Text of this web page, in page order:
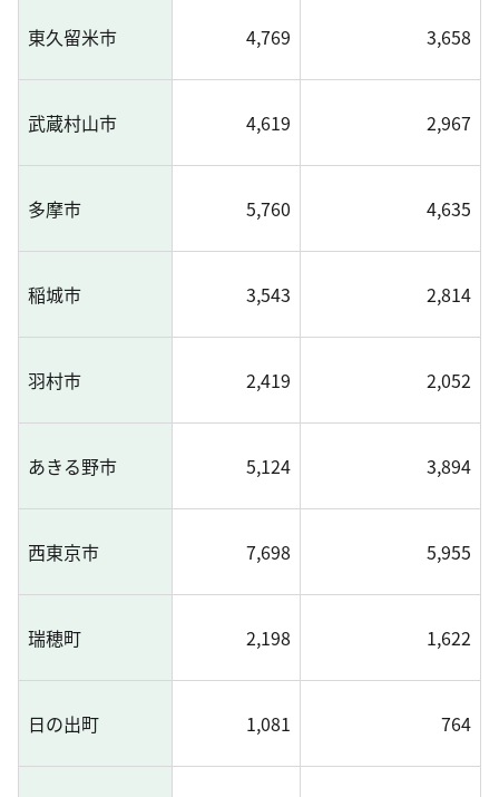
東久留米市 4,769 3,658
武蔵村山市 4,619 2,967
多摩市 5,760 4,635
稲城市 3,543 2,814
羽村市 2,419 2,052
あきる野市 5,124 3,894
西東京市 7,698 5,955
瑞穂町 2,198 1,622
日の出町 1,081 764